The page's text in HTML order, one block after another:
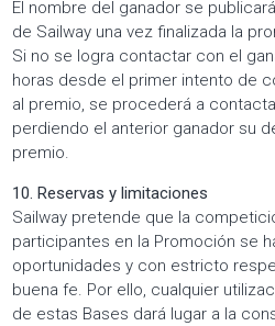
El nombre del ganador se
de Sailway una vez finalizada la
Si no se logra contactar con el
horas desde el primer intento de
al premio, se procederá a
perdiendo el anterior ganador su
premio.
10. Reservas y limitaciones
Sailway pretende que la
participantes en la Promoción se
oportunidades y con estricto
buena fe. Por ello, cualquier
de estas Bases dará lugar a la